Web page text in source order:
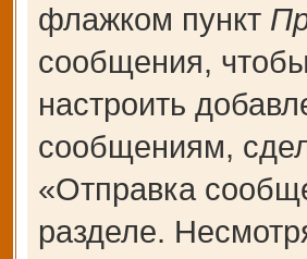
флажком пункт
сообщения,
настроить
сообщениям,
«Отправка
разделе.